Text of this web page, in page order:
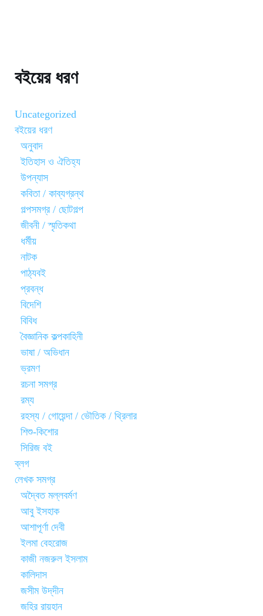
বইয়ের ধরণ
Uncategorized
বইয়ের ধরণ
অনুবাদ
ইতিহাস ও ঐতিহ্য
উপন্যাস
কবিতা / কাব্যগ্রন্থ
গল্পসমগ্র / ছোটগল্প
জীবনী / স্মৃতিকথা
ধর্মীয়
নাটক
পাঠ্যবই
প্রবন্ধ
বিদেশি
বিবিধ
বৈজ্ঞানিক কল্পকাহিনী
ভাষা / অভিধান
ভ্রমণ
রচনা সমগ্র
রম্য
রহস্য / গোয়েন্দা / ভৌতিক / থ্রিলার
শিশু-কিশোর
সিরিজ বই
ব্লগ
লেখক সমগ্র
অদ্বৈত মল্লবর্মণ
আবু ইসহাক
আশাপূর্ণা দেবী
ইলমা বেহরোজ
কাজী নজরুল ইসলাম
কালিদাস
জসীম উদ্‌দীন
জহির রায়হান